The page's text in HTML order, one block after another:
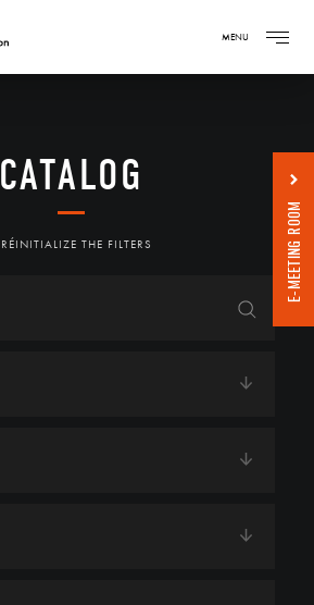
MENU
CATALOG
RÉINITIALIZE THE FILTERS E-MEETING ROOM